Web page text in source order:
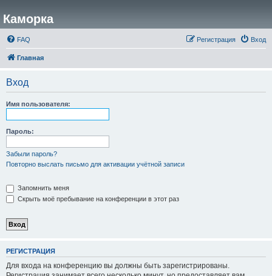
Каморка
FAQ Вход
Регистрация
Главная
Вход
Имя пользователя:
Пароль:
Забыли пароль?
Повторно выслать письмо для активации учётной записи
Запомнить меня
Скрыть моё пребывание на конференции в этот раз
РЕГИСТРАЦИЯ
Для входа на конференцию вы должны быть зарегистрированы.